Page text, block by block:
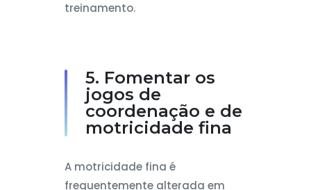
treinamento.
5. Fomentar os
jogos de
coordenação e de
motricidade fina
A motricidade fina é
frequentemente alterada em